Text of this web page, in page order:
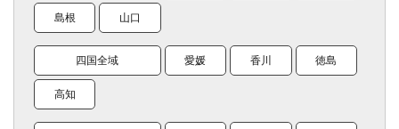
島根 山口
四国全域 愛媛 香川 徳島
高知